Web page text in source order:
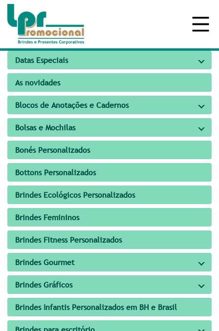
Datas Especiais
As novidades
Blocos de Anotações e Cadernos
Bolsas e Mochilas
Bonés Personalizados
Bottons Personalizados
Brindes Ecológicos Personalizados
Brindes Femininos
Brindes Fitness Personalizados
Brindes Gourmet
Brindes Gráficos
Brindes Infantis Personalizados em BH e Brasil